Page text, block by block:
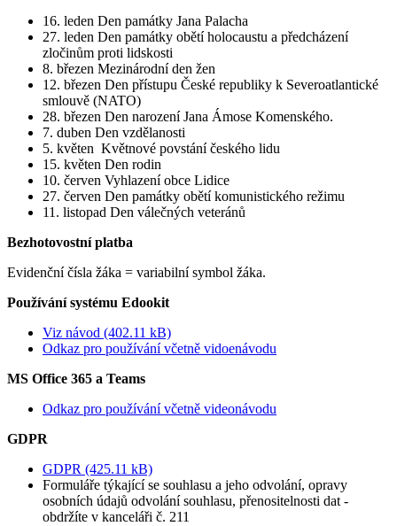
16. leden Den památky Jana Palacha
27. leden Den památky obětí holocaustu a předcházení
zločinům proti lidskosti
8. březen Mezinárodní den žen
12. březen Den přístupu České republiky k Severoatlantické
smlouvě (NATO)
28. březen Den narození Jana Ámose Komenského.
7. duben Den vzdělanosti
5. květen Květnové povstání českého lidu
15. květen Den rodin
10. červen Vyhlazení obce Lidice
27. červen Den památky obětí komunistického režimu
11. listopad Den válečných veteránů
Bezhotovostní platba
Evidenční čísla žáka = variabilní symbol žáka.
Používání systému Edookit
Viz návod (402.11 kB)
Odkaz pro používání včetně vidoenávodu
MS Office 365 a Teams
Odkaz pro používání včetně videonávodu
GDPR
GDPR (425.11 kB)
Formuláře týkající se souhlasu a jeho odvolání, opravy
osobních údajů odvolání souhlasu, přenositelnosti dat -
obdržíte v kanceláři č. 211